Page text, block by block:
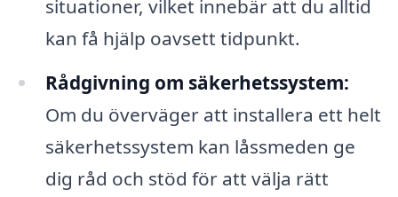
situationer, vilket innebär att du alltid
kan få hjälp oavsett tidpunkt.
Rådgivning om säkerhetssystem:
Om du överväger att installera ett helt
säkerhetssystem kan låssmeden ge
dig råd och stöd för att välja rätt